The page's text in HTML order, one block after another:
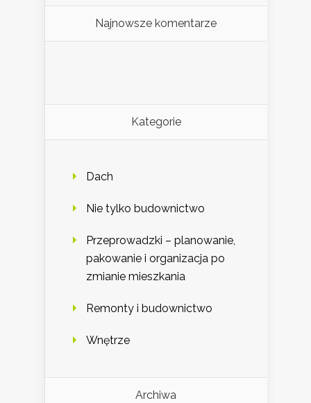
Najnowsze komentarze
Kategorie
Dach
Nie tylko budownictwo
Przeprowadzki – planowanie,
pakowanie i organizacja po
zmianie mieszkania
Remonty i budownictwo
Wnętrze
Archiwa